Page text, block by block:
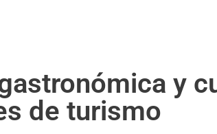
y
de turismo